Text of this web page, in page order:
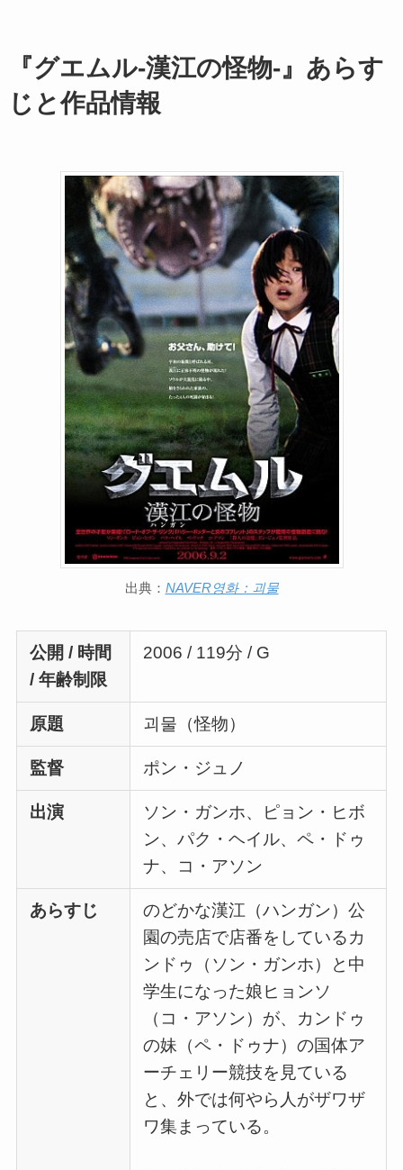
『グエムル-漢江の怪物-』あらす
じと作品情報
出典： NAVER영화：괴물
公開 / 時間
/ 年齢制限
2006 / 119分 / G
原題 괴물（怪物）
監督 ポン・ジュノ
出演
ソン・ガンホ、ピョン・ヒボ
ン、パク・ヘイル、ペ・ドゥ
ナ、コ・アソン
あらすじ
のどかな漢江（ハンガン）公
園の売店で店番をしているカ
ンドゥ（ソン・ガンホ）と中
学生になった娘ヒョンソ
（コ・アソン）が、カンドゥ
の妹（ペ・ドゥナ）の国体ア
ーチェリー競技を見ている
と、外では何やら人がザワザ
ワ集まっている。